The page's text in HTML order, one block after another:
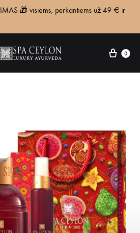
🎁 visiems, perkantiems už 49 € ir
0